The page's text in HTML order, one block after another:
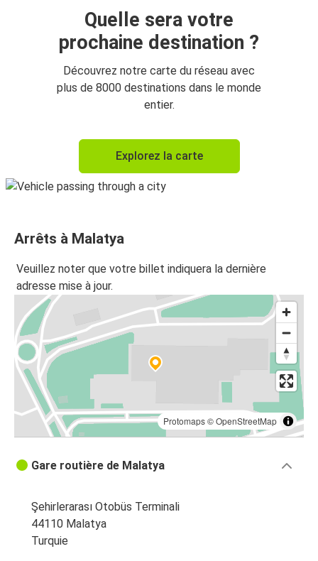
Quelle sera votre
prochaine destination ?
Découvrez notre carte du réseau avec
plus de 8000 destinations dans le monde
entier.
Explorez la carte
Arrêts à Malatya
Veuillez noter que votre billet indiquera la dernière
adresse mise à jour.
Protomaps©OpenStreetMap
Gare routière de Malatya
Şehirlerarası Otobüs Terminali
44110 Malatya
Turquie